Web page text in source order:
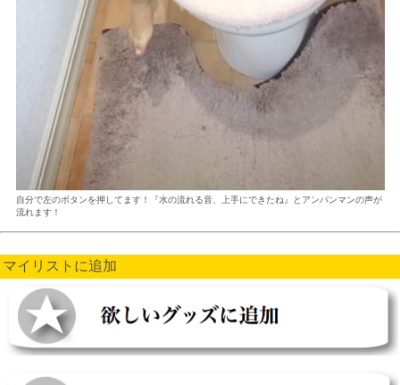
自分で左のボタンを押してます！『水の流れる音、上手にできたね』とアンパンマンの声が
流れます！
マイリストに追加